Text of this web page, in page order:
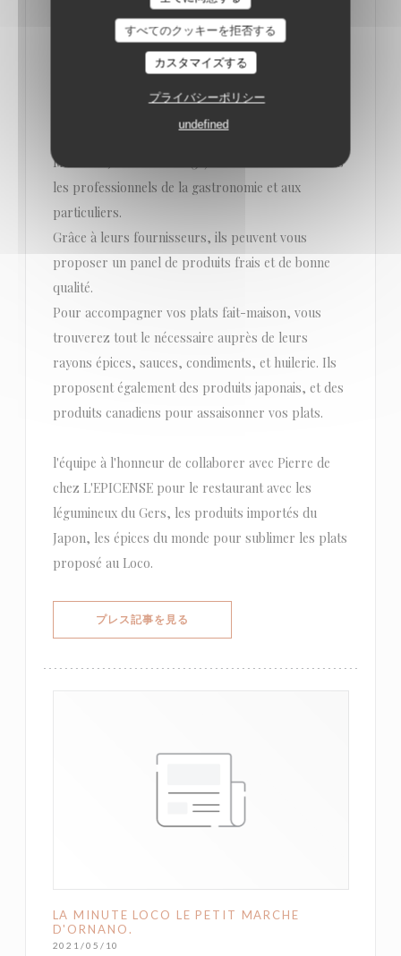
すべてのクッキーを拒否する
カスタマイズする
プライバシーポリシー
undefined
LA MINUTE LOCO L'ÉPICENSE.
Marsolan, dans le Gers (32). Ils sont ouverts à tous
les professionnels de la gastronomie et aux
particuliers.
Grâce à leurs fournisseurs, ils peuvent vous
proposer un panel de produits frais et de bonne
qualité.
Pour accompagner vos plats fait-maison, vous
trouverez tout le nécessaire auprès de leurs
rayons épices, sauces, condiments, et huilerie. Ils
proposent également des produits japonais, et des
produits canadiens pour assaisonner vos plats.
l'équipe à l'honneur de collaborer avec Pierre de
chez L'EPICENSE pour le restaurant avec les
légumineux du Gers, les produits importés du
Japon, les épices du monde pour sublimer les plats
proposé au Loco.
プレス記事を見る
LA MINUTE LOCO LE PETIT MARCHE
D'ORNANO.
2021/05/10